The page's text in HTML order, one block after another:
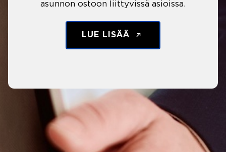
asunnon ostoon liittyvissä asioissa.
LUE LISÄÄ